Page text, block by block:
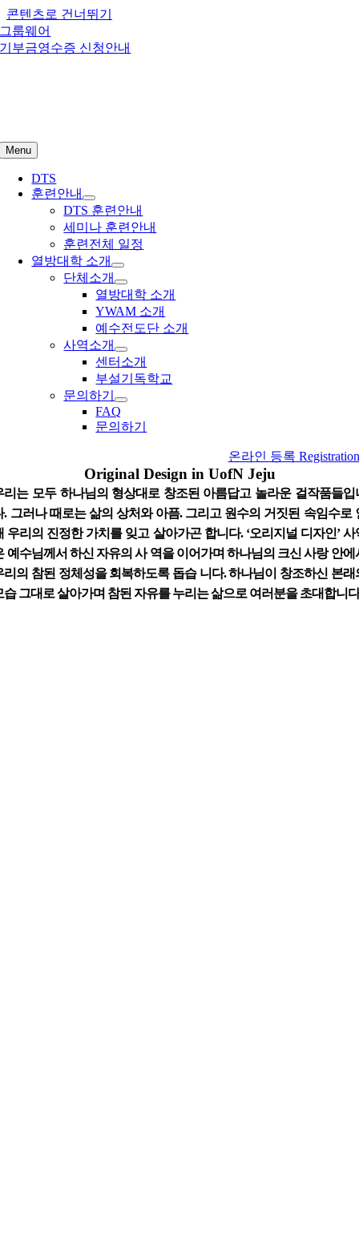
콘텐츠로 건너뛰기
그룹웨어
기부금영수증 신청안내
Menu
DTS
훈련안내
DTS 훈련안내
세미나 훈련안내
훈련전체 일정
열방대학 소개
단체소개
열방대학 소개
YWAM 소개
예수전도단 소개
사역소개
센터소개
부설기독학교
문의하기
FAQ
문의하기
온라인 등록 Registration
Original Design in UofN Jeju
리는 모두 하나님의 형상대로 창조된 아름답고 놀라운 걸작품들입
. 그러나 때로는 삶의 상처와 아픔. 그리고 원수의 거짓된 속임수로
우리의 진정한 가치를 잊고 살아가곤 합니다. ‘오리지널 디자인’ 사
예수님께서 하신 자유의 사 역을 이어가며 하나님의 크신 사랑 안에
리의 참된 정체성을 회복하도록 돕습 니다. 하나님이 창조하신 본래
습 그대로 살아가며 참된 자유를 누리는 삶으로 여러분을 초대합니